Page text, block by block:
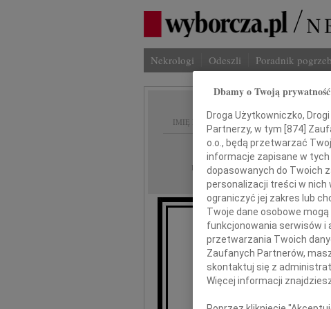
Nekrologi Odeszli Poradnik
IMIĘ I NAZWISKO:
REGION: Szczecin
DATA EMISJI: 09.05.2017
wyrazy
Dbamy o Twoją prywatność
Droga Użytkowniczko,
Partnerzy, w tym [874]
o.o., będą przetwarzać
informacje zapisane w
dopasowanych do Twoich
personalizacji treści w nich
ograniczyć jej zakres lub
Twoje dane osobowe
funkcjonowania serwisów i
przetwarzania Twoich
Zaufanych Partnerów,
skontaktuj się z
Więcej informacji